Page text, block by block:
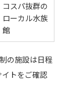
コスパ抜群の
ローカル水族
館
の施設は日程
トをご確認